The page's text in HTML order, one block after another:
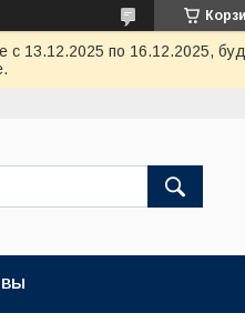
с 13.12.2025 по 16.12.2025,